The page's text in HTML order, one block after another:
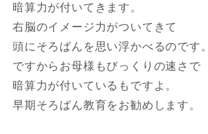
暗算力が付いてきます。
右脳のイメージ力がついてきて
頭にそろばんを思い浮かべるのです。
ですからお母様もびっくりの速さで
暗算力が付いているもですよ。
早期そろばん教育をお勧めします。